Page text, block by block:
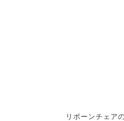
リボーンチェア